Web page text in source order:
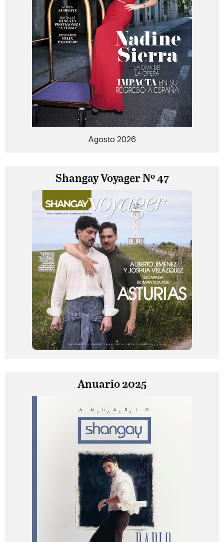
Agosto 2026
Shangay Voyager Nº 47
Anuario 2025